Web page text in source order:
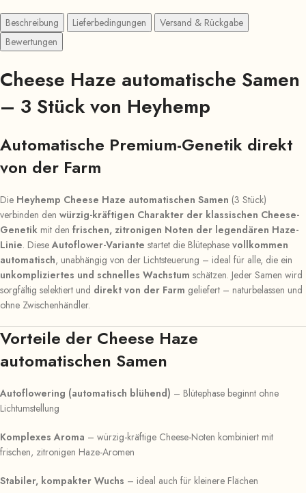
Beschreibung Lieferbedingungen
Versand & Rückgabe
Bewertungen
Cheese Haze automatische Samen
– 3 Stück von Heyhemp
Automatische Premium-Genetik direkt
von der Farm
Die Heyhemp Cheese Haze automatischen Samen (3 Stück)
verbinden den würzig-kräftigen Charakter der klassischen Cheese-
Genetik mit den frischen, zitronigen Noten der legendären Haze-
Linie. DieseAutoflower-Variante startet die Blütephase vollkommen
automatisch, unabhängig von der Lichtsteuerung – ideal für alle, die ein
unkompliziertes und schnelles Wachstum schätzen. Jeder Samen wird
sorgfältig selektiert und direkt von der Farm geliefert – naturbelassen und
ohne Zwischenhändler.
Vorteile der Cheese Haze
automatischen Samen
Autoflowering (automatisch blühend) – Blütephase beginnt ohne
Lichtumstellung
Komplexes Aroma – würzig-kräftige Cheese-Noten kombiniert mit
frischen, zitronigen Haze-Aromen
Stabiler, kompakter Wuchs – ideal auch für kleinere Flächen